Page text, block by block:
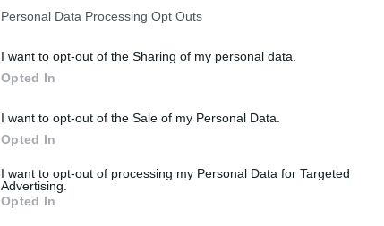
Personal Data Processing Opt Outs
I want to opt-out of the Sharing of my personal data.
Opted In
I want to opt-out of the Sale of my Personal Data.
Opted In
I want to opt-out of processing my Personal Data for Targeted
Advertising.
Opted In